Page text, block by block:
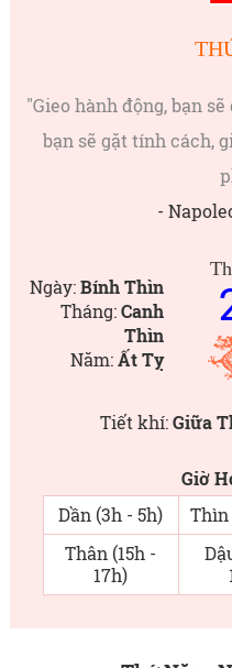
"Gieo hành động, bạn
bạn sẽ gặt tính cách,
-
Ngày:Bính Thìn
Tháng:Canh
Thìn
Năm:Ất Tỵ
Tiết khí:Giữa
Giờ
Dần (3h - 5h)
Thìn
Thân (15h -
17h)